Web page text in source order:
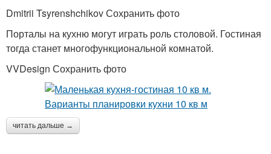
Dmitrii Tsyrenshchikov Сохранить фото
Порталы на кухню могут играть роль столовой. Гостиная
тогда станет многофункциональной комнатой.
VVDesign Сохранить фото
читать дальше →